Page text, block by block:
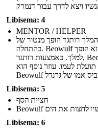
Libisema: 4
MENTOR / HELPER
המלך רותגר הופך מנטור של Beowulf, אם כי השפעתו אינה נראית
בהתחלה. Beowulf משתמשת התקרית עם גרנדל כמדריך כשהוא הופך
למלך. באמצעות רותגר, Beowulf לומד כי מלך שלא יכולים להילחם הוא חסר
תועלת לעמו. עוזר נוסף הוא Unferth שמשאיל את החרב, Hrunting, כדי
Libisema: 5
חציית הסף
Libisema: 6